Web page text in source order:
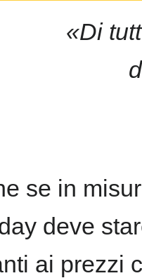
«Di
se in
deve
ai prezzi